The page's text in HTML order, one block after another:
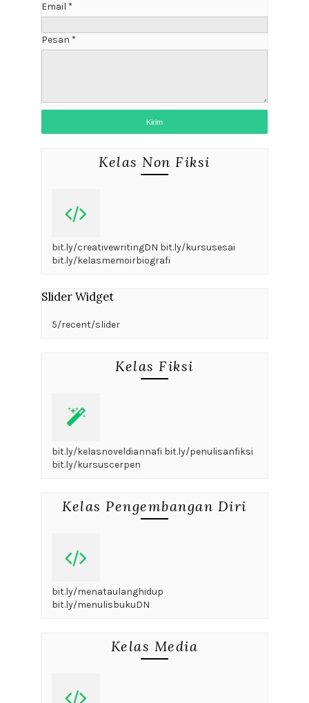
Email *
Pesan *
Kelas Non Fiksi
bit.ly/creativewritingDN bit.ly/kursusesai
bit.ly/kelasmemoirbiografi
Slider Widget
5/recent/slider
Kelas Fiksi
bit.ly/kelasnoveldiannafi bit.ly/penulisanfiksi
bit.ly/kursuscerpen
Kelas Pengembangan Diri
bit.ly/menataulanghidup
bit.ly/menulisbukuDN
Kelas Media